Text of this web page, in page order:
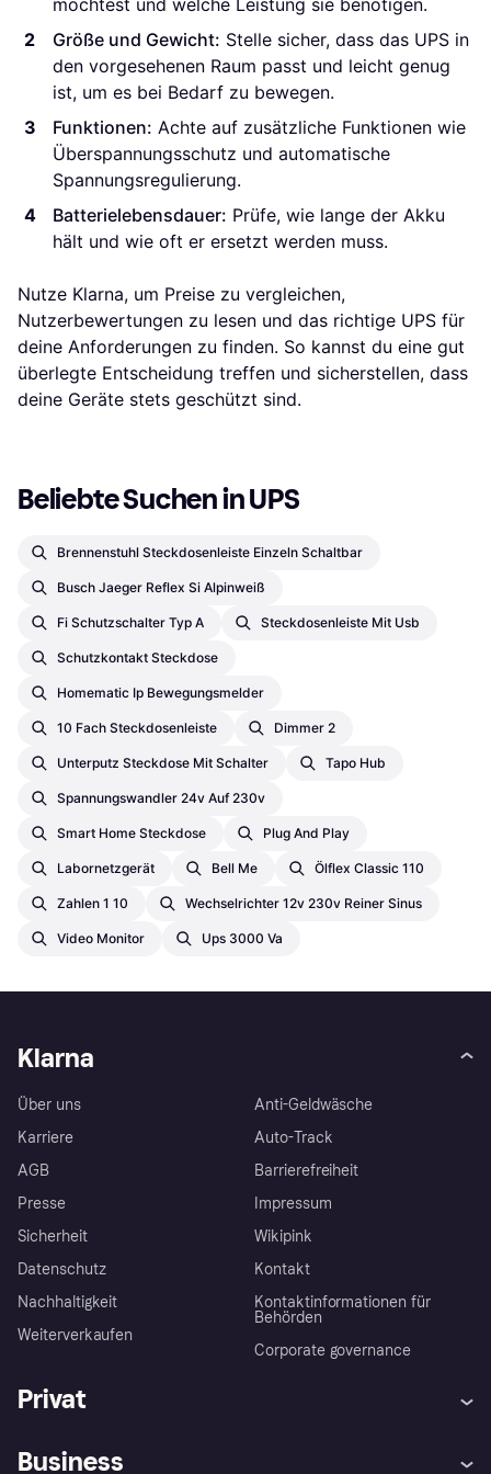
möchtest und welche Leistung sie benötigen.
Größe und Gewicht: Stelle sicher, dass das UPS in
den vorgesehenen Raum passt und leicht genug
ist, um es bei Bedarf zu bewegen.
Funktionen: Achte auf zusätzliche Funktionen wie
Überspannungsschutz und automatische
Spannungsregulierung.
Batterielebensdauer: Prüfe, wie lange der Akku
hält und wie oft er ersetzt werden muss.
Nutze Klarna, um Preise zu vergleichen,
Nutzerbewertungen zu lesen und das richtige UPS für
deine Anforderungen zu finden. So kannst du eine gut
überlegte Entscheidung treffen und sicherstellen, dass
deine Geräte stets geschützt sind.
Beliebte Suchen in UPS
Brennenstuhl Steckdosenleiste Einzeln Schaltbar
Busch Jaeger Reflex Si Alpinweiß
Fi Schutzschalter Typ A Steckdosenleiste Mit Usb
Schutzkontakt Steckdose
Homematic Ip Bewegungsmelder
10 Fach Steckdosenleiste Dimmer 2
Unterputz Steckdose Mit Schalter Tapo Hub
Spannungswandler 24v Auf 230v
Smart Home Steckdose Plug And Play
Labornetzgerät Bell Me Ölflex Classic 110
Zahlen 1 10 Wechselrichter 12v 230v Reiner Sinus
Video Monitor Ups 3000 Va
Klarna
Über uns
Karriere
AGB
Presse
Sicherheit
Datenschutz
Nachhaltigkeit
Weiterverkaufen
Anti-Geldwäsche
Auto-Track
Barrierefreiheit
Impressum
Wikipink
Kontakt
Kontaktinformationen für
Behörden
Corporate governance
Privat
Business